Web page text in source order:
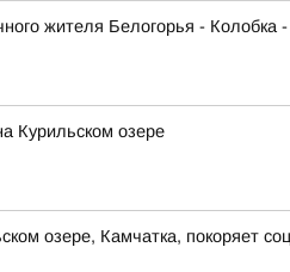
жителя Белогорья -
Курильском озере
озере, Камчатка, покоряет